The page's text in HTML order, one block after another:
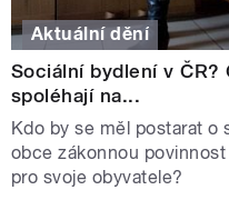
Aktuální dění
Sociální bydlení v ČR?
spoléhají na...
Kdo by se měl postarat o
obce zákonnou
pro svoje obyvatele?